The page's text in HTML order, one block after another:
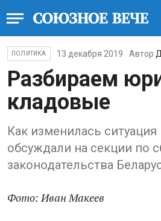
ПОЛИТИКА 13 декабря 2019 Автор
Разбираем
кладовые
Как изменилась
обсуждали на секции по
законодательства
Фото: Иван Макеев